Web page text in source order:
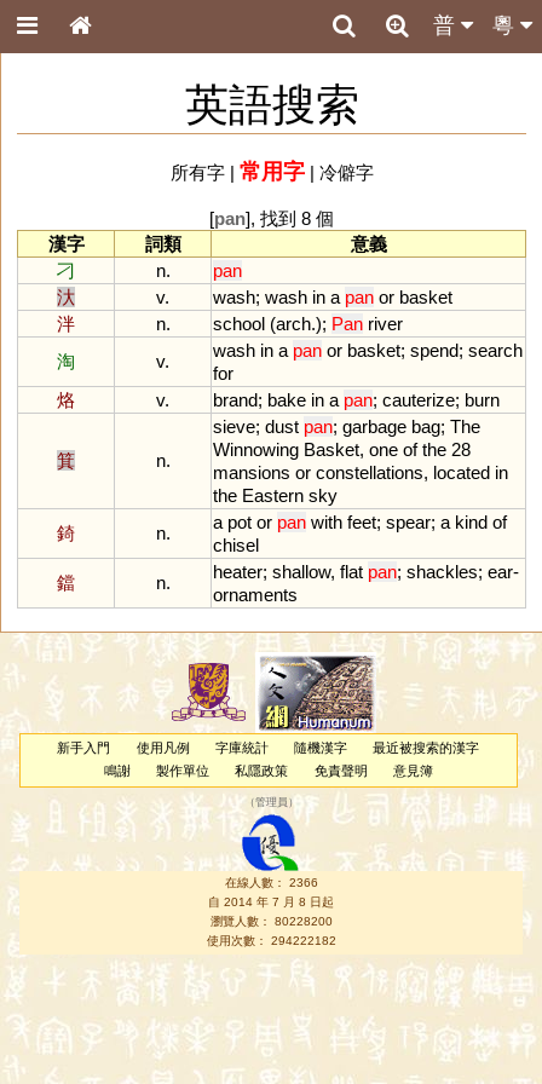
粵
普
英語搜索
所有字| 常用字| 冷僻字
[pan], 找到 8 個
漢字
詞類
意義
刁
n.
pan
汏
v. wash; wash in a pan or basket
泮
n. school (arch.); Pan river
淘
v.
wash in a pan or basket; spend; search
for
烙
v. brand; bake in a pan; cauterize; burn
箕 n.
sieve; dust pan; garbage bag; The
Winnowing Basket, one of the 28
mansions or constellations, located in
the Eastern sky
錡
n.
a pot or pan with feet; spear; a kind of
chisel
鐺
n.
heater; shallow, flat pan; shackles; ear-
ornaments
新手入門 使用凡例 字庫統計 隨機漢字
最近被搜索的漢字
鳴謝
製作單位 私隱政策 免責聲明 意見簿
（管理員 ）
在線人數： 2366
自 2014 年 7 月 8 日起
瀏覽人數： 80228200
使用次數： 294222182